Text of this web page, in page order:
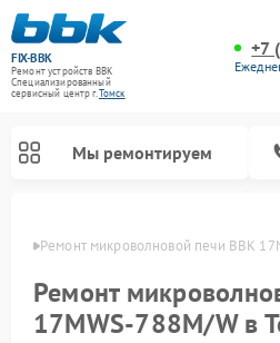
FIX-BBK
Ремонт устройств BBK
Специализированный
cервисный центр г.Томск
+7
Мы ремонтируем
Ремонт микроволновой печи BBK
Ремонт
17MWS-788M/W в